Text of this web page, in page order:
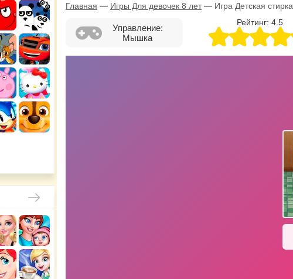
Главная — Игры Для девочек 8 лет — Игра Детская стирка
Управление:
Мышка
Рейтинг: 4.5